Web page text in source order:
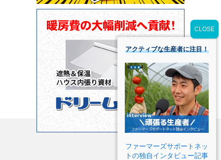
アクティブな生産者に注目！
ファーマーズサポートネッ
トの独自インタビュー記事